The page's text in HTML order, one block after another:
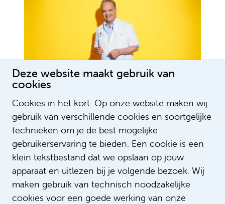
Deze website maakt gebruik van
cookies
Cookies in het kort. Op onze website maken wij
gebruik van verschillende cookies en soortgelijke
technieken om je de best mogelijke
gebruikerservaring te bieden. Een cookie is een
klein tekstbestand dat we opslaan op jouw
apparaat en uitlezen bij je volgende bezoek. Wij
maken gebruik van technisch noodzakelijke
cookies voor een goede werking van onze
Lees meer verhalen